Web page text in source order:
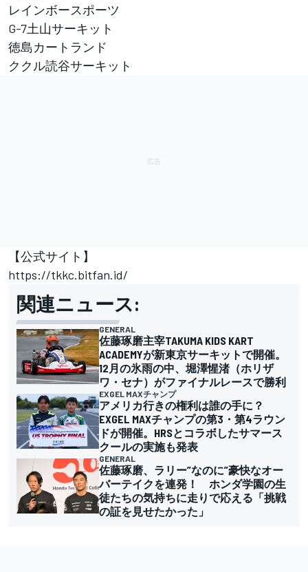
レインボースポーツ
G-7土山サーキット
徳島カートランド
ククル読谷サーキット
【公式サイト】
https://tkkc.bitfan.id/
関連ニュース:
GENERAL
佐藤琢磨主宰TAKUMA KIDS KART
ACADEMYが新東京サーキットで開催。
12月の氷雨の中、堀澤惺渚（ホリザ
ワ・セナ）がファイナルレースで勝利
EXGEL MAXチャンプ
アメリカ行きの権利は誰の手に？
EXGEL MAXチャンプの第3・第4ラウン
ドが開催。HRSとコラボしたサマース
クールの実施も発表
GENERAL
佐藤琢磨、ラリー”なのに”豪快なオー
バーテイクを連発！ ホンダ学園の生
徒たちの気持ちに走りで応える「挑戦
の証を見せたかった」